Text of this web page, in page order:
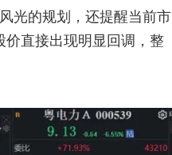
光的规划，还提醒当前市
价直接出现明显回调，整